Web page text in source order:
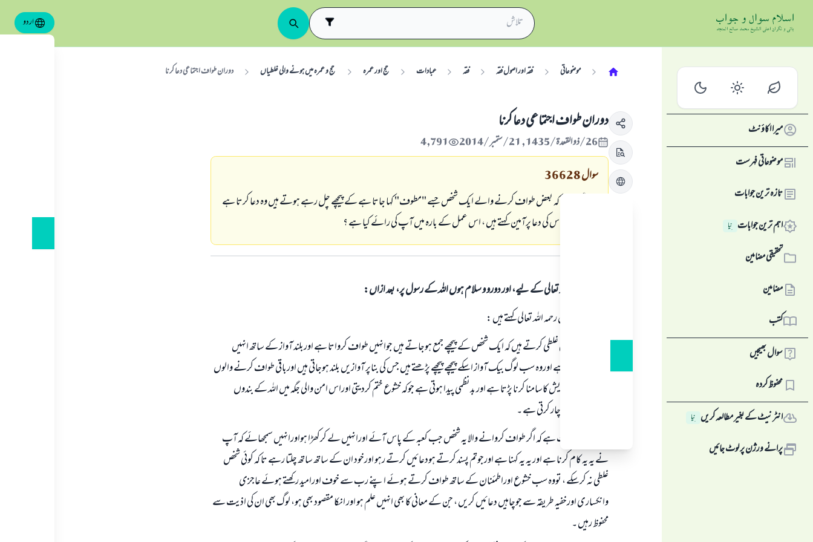
اردو
میرا اکاؤنٹ
موضوعاتی فہرست
تازہ ترین جوابات
اہم ترین جوابات نِیا
تحقیقی مضامین
مضامین
کتب
سوال بھیجیں
محفوظ کردہ
انٹرنیٹ کے بغیر مطالعہ کریں نِیا
پرانے ورژن پر لوٹ جائیں
موضوعاتی فقہ اور اصول فقہ فقہ عبادات حج اور عمرہ حج و عمرہ میں ہونے والی غلطیاں دوران طواف اجتماعی دعا کرنا
دوران طواف اجتماعی دعا کرنا
26/ذو القعدة/1435 , 21/ستمبر/2014 4,791
سوال36628
دیکھا گيا ہے کہ بعض طواف کرنے والے ایک شخص جسے "مطوف" کہا جاتا ہے کے پیچھے چل رہے ہوتے ہیں وہ دعا کرتا ہے
اورباقی لوگ اس کی دعا پرآمین کہتے ہیں ، اس عمل کے بارہ میں آپ کی رائے کیا ہے ؟
ہمہ قسم کی حمد اللہ تعالی کے لیے، اور دورو و سلام ہوں اللہ کے رسول پر، بعد ازاں:
شیخ محمد ابن عثیمین رحمہ اللہ تعالی کہتے ہیں :
بعض لوگ یہ بھی غلطی کرتے ہیں کہ ایک شخص کے پیچھے جمع ہوجاتے ہیں جوانہیں طواف کرواتا ہے اوربلند آواز کے ساتھ انہیں
دعائيں پڑھاتا ہے اوروہ سب لوگ بیک آواز اسکے پیچھے پیچھے پڑھتے ہیں جس کی بناپر آوازیں بلند ہوجاتی ہیں اورباقی طواف کرنے والوں
کوپریشانی اورتشویش کاسامنا کرنا پڑتا ہے اور بدنظمی پیدا ہوتی ہے جوکہ خشوع ختم کردیتی اوراس امن والی جگہ میں اللہ کے بندوں
کواذیت سے دوچار کرتی ہے ۔
کتنی ہی اچھی بات ہے کہ اگر طواف کروانے والا یہ شخص جب کعبہ کے پاس آئے اورانہیں لے کرکھڑا ہواورانہيں سمجھائے کہ آپ
نے یہ یہ کام کرنا ہے اور یہ یہ کہنا ہے اورجوتم پسند کرتے ہودعائيں کرتے رہو اورخود ان کے ساتھ ساتھ چلتا رہے تا کہ کوئى شخص
غلطی نہ کرسکے ، تووہ سب خشوع اوراطمئنان کے ساتھ طواف کرتے ہوئے اپنے رب سے خوف اورامید رکھتے ہوئے عاجزى
وانکساری اورخفیہ طریقہ سے جوچاہیں دعائيں کریں ، جن کے معانی کا بھی انہیں علم ہو اور انکا مقصود بھی ہو، لوگ بھی ان کی اذیت سے
محفوظ رہیں ۔
جواب نمبر 110845 نے نکاح ٹوٹنے سے بچایا۔